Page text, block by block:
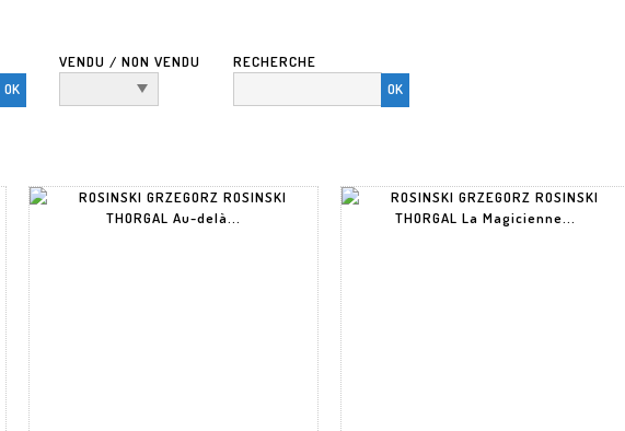
OK
VENDU / NON VENDU RECHERCHE